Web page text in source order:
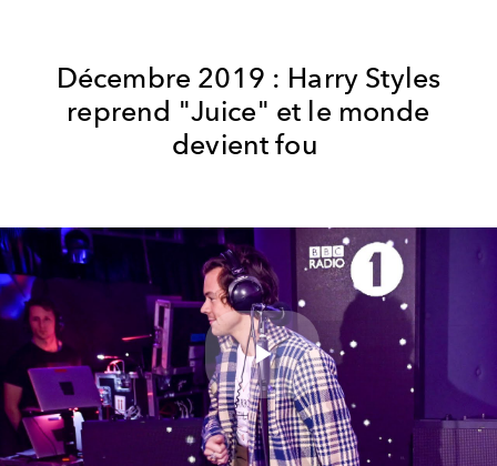
Décembre 2019 : Harry Styles
reprend "Juice" et le monde
devient fou
Play